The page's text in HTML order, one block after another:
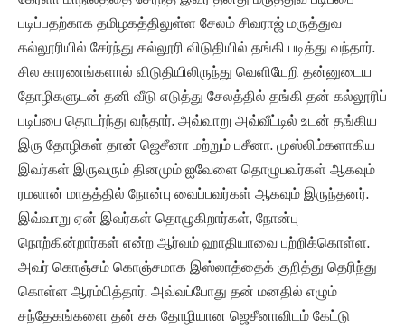
படிப்பதற்காக தமிழகத்திலுள்ள சேலம் சிவராஜ் மருத்துவ
கல்லூரியில் சேர்ந்து கல்லூரி விடுதியில் தங்கி படித்து வந்தார்.
சில காரணங்களால் விடுதியிலிருந்து வெளியேறி தன்னுடைய
தோழிகளுடன் தனி வீடு எடுத்து சேலத்தில் தங்கி தன் கல்லூரிப்
படிப்பை தொடர்ந்து வந்தார். அவ்வாறு அவ்வீட்டில் உடன் தங்கிய
இரு தோழிகள் தான் ஜெசீனா மற்றும் பசீனா. முஸ்லிம்களாகிய
இவர்கள் இருவரும் தினமும் ஐவேளை தொழுபவர்கள் ஆகவும்
ரமலான் மாதத்தில் நோன்பு வைப்பவர்கள் ஆகவும் இருந்தனர்.
இவ்வாறு ஏன் இவர்கள் தொழுகிறார்கள், நோன்பு
நொற்கின்றார்கள் என்ற ஆர்வம் ஹாதியாவை பற்றிக்கொள்ள.
அவர் கொஞ்சம் கொஞ்சமாக இஸ்லாத்தைக் குறித்து தெரிந்து
கொள்ள ஆரம்பித்தார். அவ்வப்போது தன் மனதில் எழும்
சந்தேகங்களை தன் சக தோழியான ஜெசீனாவிடம் கேட்டு